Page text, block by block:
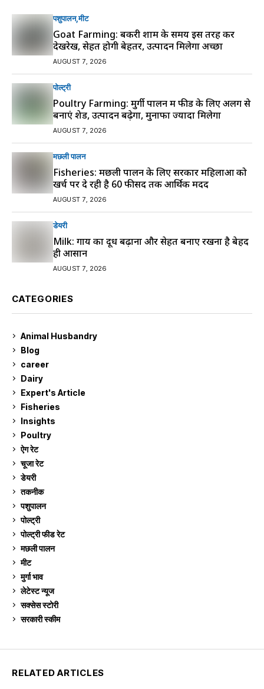
पशुपालन मीट
Goat Farming: बकरी शाम के समय इस तरह करें
देखरेख, सेहत होगी बेहतर, उत्पादन मिलेगा अच्छा
AUGUST 7, 2026
पोल्ट्री
Poultry Farming: मुर्गी पालन में फीड के लिए अलग से
बनाएं शेड, उत्पादन बढ़ेगा, मुनाफा ज्यादा मिलेगा
AUGUST 7, 2026
मछली पालन
Fisheries: मछली पालन के लिए सरकार महिलाओं को
खर्च पर दे रही है 60 फीसद तक आर्थिक मदद
AUGUST 7, 2026
डेयरी
Milk: गाय का दूध बढ़ाना और सेहत बनाए रखना है बेहद
ही आसान
AUGUST 7, 2026
CATEGORIES
Animal Husbandry
Blog
career
Dairy
Expert's Article
Fisheries
Insights
Poultry
ऐग रेट
चूजा रेट
डेयरी
तकनीक
पशुपालन
पोल्ट्री
पोल्ट्री फीड रेट
मछली पालन
मीट
मुर्गा भाव
लेटेस्ट न्यूज
सक्सेस स्टो‍री
सरकारी स्की‍म
RELATED ARTICLES